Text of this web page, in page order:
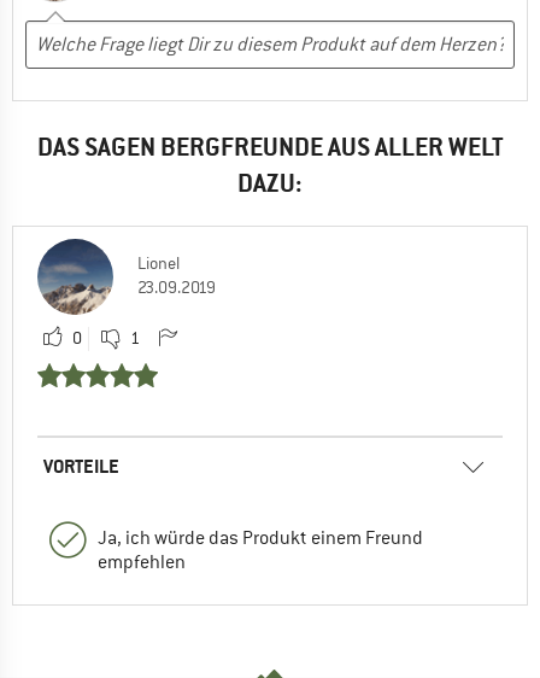
DAS SAGEN BERGFREUNDE AUS ALLER WELT
DAZU:
Lionel
23.09.2019
0 1
VORTEILE
Ja, ich würde das Produkt einem Freund
empfehlen